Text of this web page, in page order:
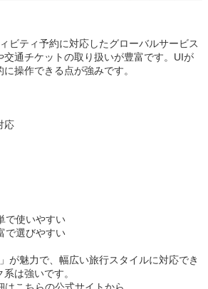
ビティ予約に対応したグローバルサービス
交通チケットの取り扱いが豊富です。UIが
操作できる点が強みです。
応
で使いやすい
で選びやすい
が魅力で、幅広い旅行スタイルに対応でき
は強いです。
こちらの公式サイトから